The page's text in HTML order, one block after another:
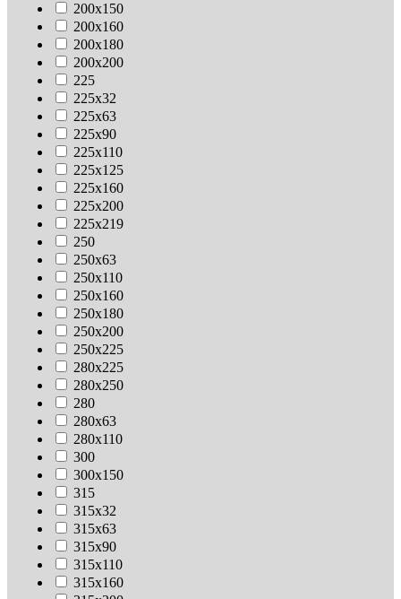
200х150
200х160
200х180
200х200
225
225х32
225х63
225х90
225х110
225х125
225х160
225х200
225х219
250
250х63
250х110
250х160
250х180
250х200
250х225
280х225
280х250
280
280х63
280х110
300
300х150
315
315х32
315х63
315х90
315х110
315х160